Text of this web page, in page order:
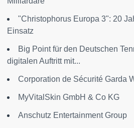
"Christophorus Europa 3": 20
Einsatz
Big Point für den Deutschen
digitalen Auftritt mit...
Corporation de Sécurité Garda
MyVitalSkin GmbH & Co KG
Anschutz Entertainment Group